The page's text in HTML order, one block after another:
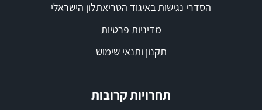
הסדרי נגישות באיגוד הטריאתלון הישראלי
מדיניות פרטיות
תקנון ותנאי שימוש
תחרויות קרובות